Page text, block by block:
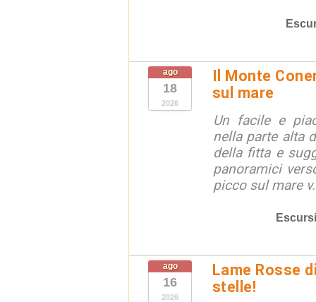
ago
18
2026
Il Monte
sul mare
Un facile e
nella parte alta
della fitta e
panoramici
picco sul mare
ago
16
2026
Lame Rosse
stelle!